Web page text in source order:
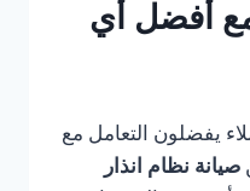
أفضل أي
يفضلون التعامل مع
صيانة نظام انذار